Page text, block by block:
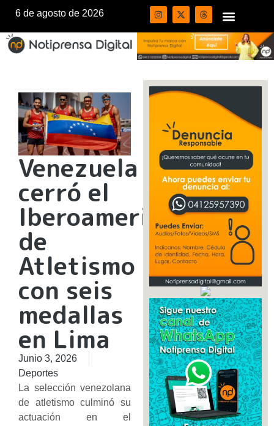
6 de agosto de 2026
Venezuela
cerró el
Iberoamericano
de
Atletismo
con seis
medallas
en Lima
Junio 3, 2026
Deportes
La selección venezolana
de atletismo culminó su
actuación en el